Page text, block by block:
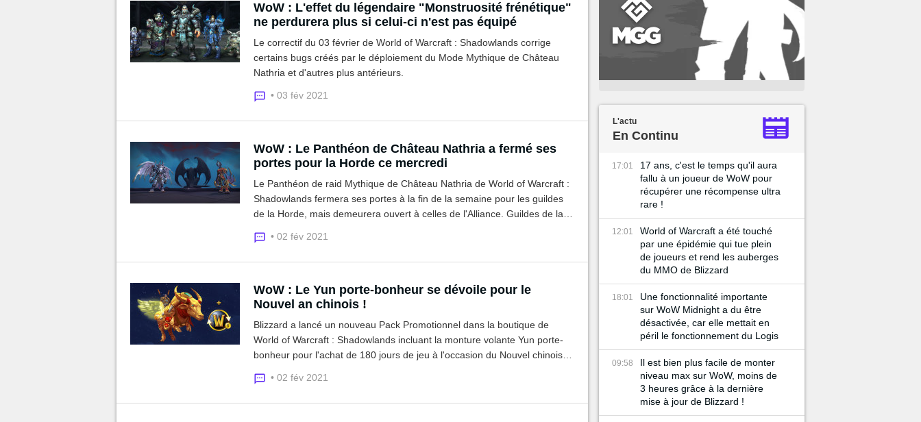
WoW : L'effet du légendaire "Monstruosité frénétique"
ne perdurera plus si celui-ci n'est pas équipé
Le correctif du 03 février de World of Warcraft : Shadowlands corrige
certains bugs créés par le déploiement du Mode Mythique de Château
Nathria et d'autres plus antérieurs.
• 03 fév 2021
WoW : Le Panthéon de Château Nathria a fermé ses
portes pour la Horde ce mercredi
Le Panthéon de raid Mythique de Château Nathria de World of Warcraft :
Shadowlands fermera ses portes à la fin de la semaine pour les guildes
de la Horde, mais demeurera ouvert à celles de l'Alliance. Guildes de la
• 02 fév 2021
WoW : Le Yun porte-bonheur se dévoile pour le
Nouvel an chinois !
Blizzard a lancé un nouveau Pack Promotionnel dans la boutique de
World of Warcraft : Shadowlands incluant la monture volante Yun porte-
bonheur pour l'achat de 180 jours de jeu à l'occasion du Nouvel chinois
• 02 fév 2021
L'actu
En Continu
17:01
17 ans, c'est le temps qu'il aura
fallu à un joueur de WoW pour
récupérer une récompense ultra
rare !
12:01
World of Warcraft a été touché
par une épidémie qui tue plein
de joueurs et rend les auberges
du MMO de Blizzard
18:01
Une fonctionnalité importante
sur WoW Midnight a du être
désactivée, car elle mettait en
péril le fonctionnement du Logis
09:58
Il est bien plus facile de monter
niveau max sur WoW, moins de
3 heures grâce à la dernière
mise à jour de Blizzard !